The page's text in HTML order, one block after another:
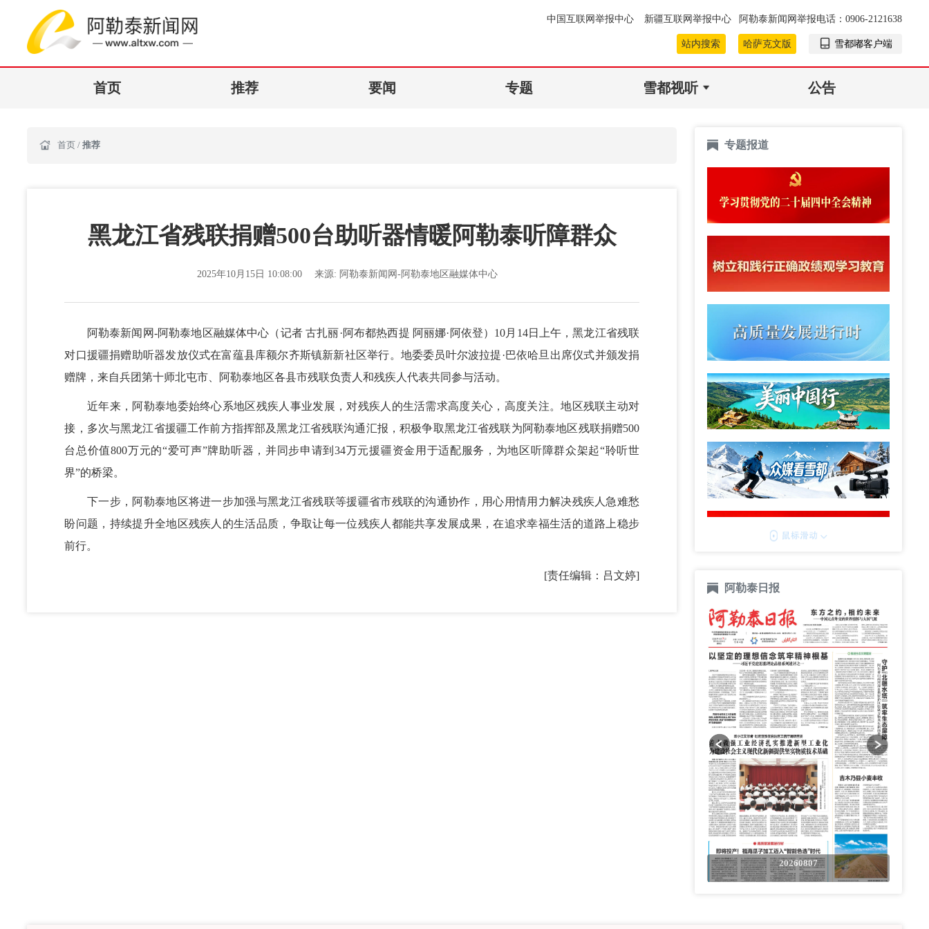
中国互联网举报中心 新疆互联网举报中心 阿勒泰新闻网举报电话：0906-2121638
站内搜索 哈萨克文版 雪都嘟客户端
首页 推荐 要闻 专题 雪都视听 公告
首页 / 推荐
黑龙江省残联捐赠500台助听器情暖阿勒泰听障群众
2025年10月15日 10:08:00 来源: 阿勒泰新闻网-阿勒泰地区融媒体中心
阿勒泰新闻网-阿勒泰地区融媒体中心（记者 古扎丽·阿布都热西提 阿丽娜·阿依登）10月14日上午，黑龙江省残联
对口援疆捐赠助听器发放仪式在富蕴县库额尔齐斯镇新新社区举行。地委委员叶尔波拉提·巴依哈旦出席仪式并颁发捐
赠牌，来自兵团第十师北屯市、阿勒泰地区各县市残联负责人和残疾人代表共同参与活动。
近年来，阿勒泰地委始终心系地区残疾人事业发展，对残疾人的生活需求高度关心，高度关注。地区残联主动对
接，多次与黑龙江省援疆工作前方指挥部及黑龙江省残联沟通汇报，积极争取黑龙江省残联为阿勒泰地区残联捐赠500
台总价值800万元的“爱可声”牌助听器，并同步申请到34万元援疆资金用于适配服务，为地区听障群众架起“聆听世
界”的桥梁。
下一步，阿勒泰地区将进一步加强与黑龙江省残联等援疆省市残联的沟通协作，用心用情用力解决残疾人急难愁
盼问题，持续提升全地区残疾人的生活品质，争取让每一位残疾人都能共享发展成果，在追求幸福生活的道路上稳步
前行。
[责任编辑：吕文婷]
专题报道
阿勒泰日报
20260807